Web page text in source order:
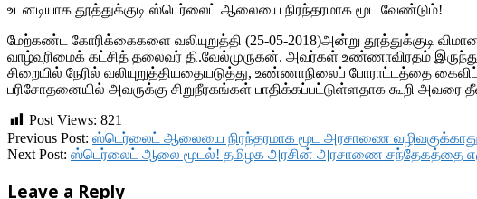
உடனடியாக தூத்துக்குடி ஸ்டெர்லைட் ஆலையை நிரந்தரமாக மூட வேண்டும்!
மேற்கண்ட கோரிக்கைகளை வலியுறுத்தி (25-05-2018)அன்று தூத்துக்குடி
வாழ்வுரிமைக் கட்சித் தலைவர் தி.வேல்முருகன். அவர்கள் உண்ணாவிரதம்
சிறையில் நேரில் வலியுறுத்தியதையடுத்து, உண்ணாநிலைப் போராட்டத்தை
பரிசோதனையில் அவருக்கு சிறுநீரகங்கள் பாதிக்கப்பட்டுள்ளதாக கூறி அவரை
Post Views: 821
2018-
05-
Previous Post: ஸ்டெர்லைட் ஆலையை நிரந்தரமாக மூட அரசாணை
Next Post: ஸ்டெர்லைட் ஆலை மூடல்! தமிழக அரசின் அரசாணை சந்தேகத்தை
Leave a Reply